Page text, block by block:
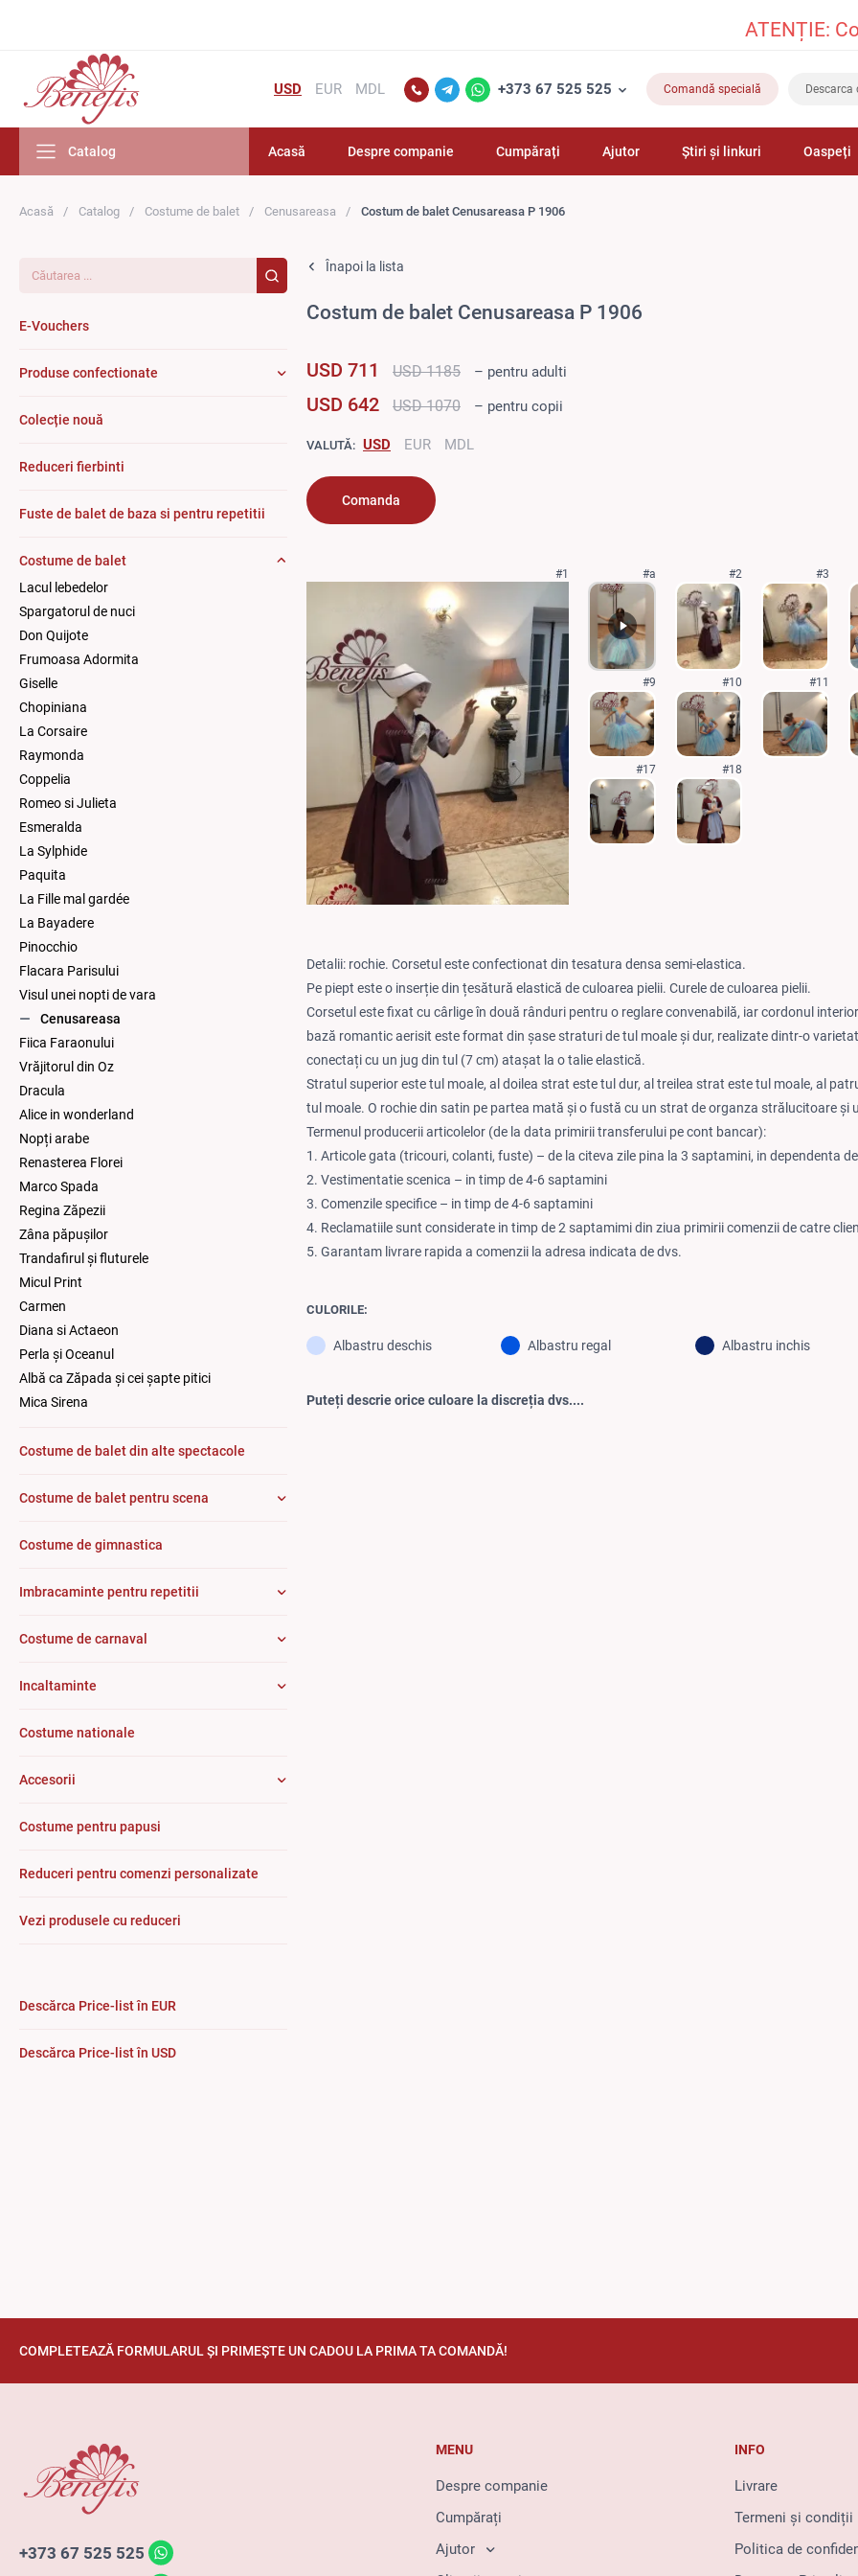
ATENȚIE: Comandă
USD EUR MDL +373 67 525 525 Comandă specială
Catalog Acasă Despre companie Cumpărați Ajutor Știri și linkuri Oaspeți
Acasă Catalog Costume de balet Cenusareasa Costum de balet Cenusareasa P 1906
E-Vouchers
Produse confectionate
Colecție nouă
Reduceri fierbinti
Fuste de balet de baza si pentru repetitii
Costume de balet
Lacul lebedelor
Spargatorul de nuci
Don Quijote
Frumoasa Adormita
Giselle
Chopiniana
La Corsaire
Raymonda
Coppelia
Romeo si Julieta
Esmeralda
La Sylphide
Paquita
La Fille mal gardée
La Bayadere
Pinocchio
Flacara Parisului
Visul unei nopti de vara
Cenusareasa
Fiica Faraonului
Vrăjitorul din Oz
Dracula
Alice in wonderland
Nopți arabe
Renasterea Florei
Marco Spada
Regina Zăpezii
Zâna păpuşilor
Trandafirul și fluturele
Micul Print
Carmen
Diana si Actaeon
Perla și Oceanul
Albă ca Zăpada și cei șapte pitici
Mica Sirena
Costume de balet din alte spectacole
Costume de balet pentru scena
Costume de gimnastica
Imbracaminte pentru repetitii
Costume de carnaval
Incaltaminte
Costume nationale
Accesorii
Costume pentru papusi
Reduceri pentru comenzi personalizate
Vezi produsele cu reduceri
Descărca Price-list în EUR
Descărca Price-list în USD
Înapoi la lista
Costum de balet Cenusareasa P 1906
USD 711 USD 1185 – pentru adulti
USD 642 USD 1070 – pentru copii
VALUTĂ: USD EUR MDL
Comanda
#1 #a #2 #3
#9 #10 #11
#17 #18
Detalii: rochie. Corsetul este confectionat din tesatura densa semi-elastica.
Pe piept este o inserție din țesătură elastică de culoarea pielii. Curele de culoarea pielii.
Corsetul este fixat cu cârlige în două rânduri pentru o reglare convenabilă, iar cordonul
bază romantic aerisit este format din șase straturi de tul moale și dur, realizate dintr-o
conectați cu un jug din tul (7 cm) atașat la o talie elastică.
Stratul superior este tul moale, al doilea strat este tul dur, al treilea strat este tul moale, al
tul moale. O rochie din satin pe partea mată și o fustă cu un strat de organza strălucitoare
Termenul producerii articolelor (de la data primirii transferului pe cont bancar):
1. Articole gata (tricouri, colanti, fuste) – de la citeva zile pina la 3 saptamini, in dependenta
2. Vestimentatie scenica – in timp de 4-6 saptamini
3. Comenzile specifice – in timp de 4-6 saptamini
4. Reclamatiile sunt considerate in timp de 2 saptamimi din ziua primirii comenzii de catre
5. Garantam livrare rapida a comenzii la adresa indicata de dvs.
CULORILE:
Albastru deschis Albastru regal Albastru inchis
Puteți descrie orice culoare la discreția dvs....
COMPLETEAZĂ FORMULARUL ȘI PRIMEȘTE UN CADOU LA PRIMA TA COMANDĂ!
+373 67 525 525
MENU
Despre companie
Cumpărați
Ajutor
INFO
Livrare
Termeni și condiții
Politica de